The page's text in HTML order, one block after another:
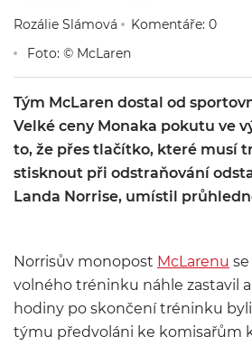
Rozálie Slámová
Komentáře: 0
Foto: © McLaren
Tým McLaren dostal od
Velké ceny Monaka pokutu ve
to, že přes tlačítko, které musí
stisknout při odstraňování
Landa Norrise, umístil
Norrisův monopost McLarenu
volného tréninku náhle zastavil
hodiny po skončení tréninku
týmu předvoláni ke komisařům